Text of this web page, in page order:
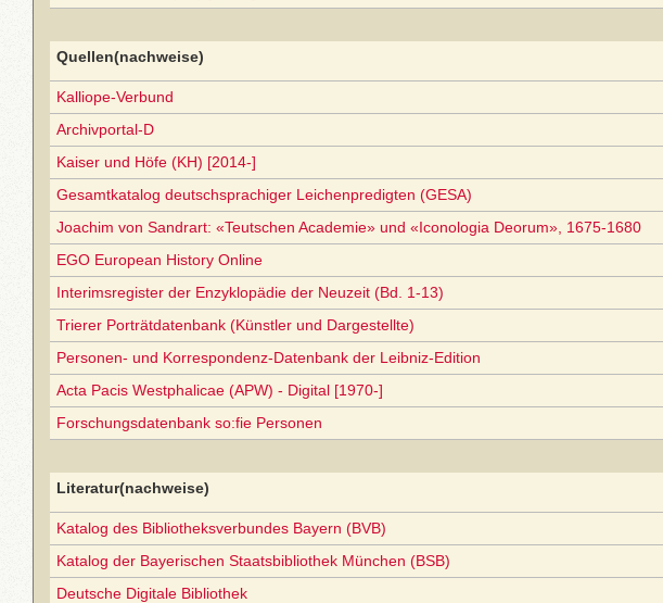
Quellen(nachweise)
Kalliope-Verbund
Archivportal-D
Kaiser und Höfe (KH) [2014-]
Gesamtkatalog deutschsprachiger Leichenpredigten (GESA)
Joachim von Sandrart: «Teutschen Academie» und «Iconologia Deorum», 1675-1680
EGO European History Online
Interimsregister der Enzyklopädie der Neuzeit (Bd. 1-13)
Trierer Porträtdatenbank (Künstler und Dargestellte)
Personen- und Korrespondenz-Datenbank der Leibniz-Edition
Acta Pacis Westphalicae (APW) - Digital [1970-]
Forschungsdatenbank so:fie Personen
Literatur(nachweise)
Katalog des Bibliotheksverbundes Bayern (BVB)
Katalog der Bayerischen Staatsbibliothek München (BSB)
Deutsche Digitale Bibliothek